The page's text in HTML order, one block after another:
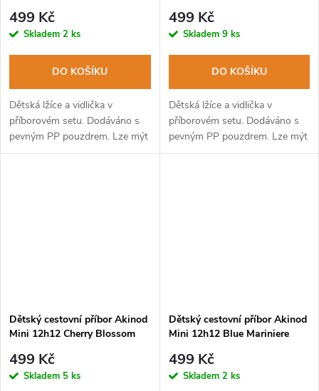
499 Kč
Skladem 2 ks
DO KOŠÍKU
Dětská lžíce a vidlička v
příborovém setu. Dodáváno s
pevným PP pouzdrem. Lze mýt
v myčce na nádobí.
499 Kč
Skladem 9 ks
DO KOŠÍKU
Dětská lžíce a vidlička v
příborovém setu. Dodáváno s
pevným PP pouzdrem. Lze mýt
v myčce na nádobí.
Dětský cestovní příbor Akinod
Mini 12h12 Cherry Blossom
499 Kč
Skladem 5 ks
Dětský cestovní příbor Akinod
Mini 12h12 Blue Mariniere
499 Kč
Skladem 2 ks